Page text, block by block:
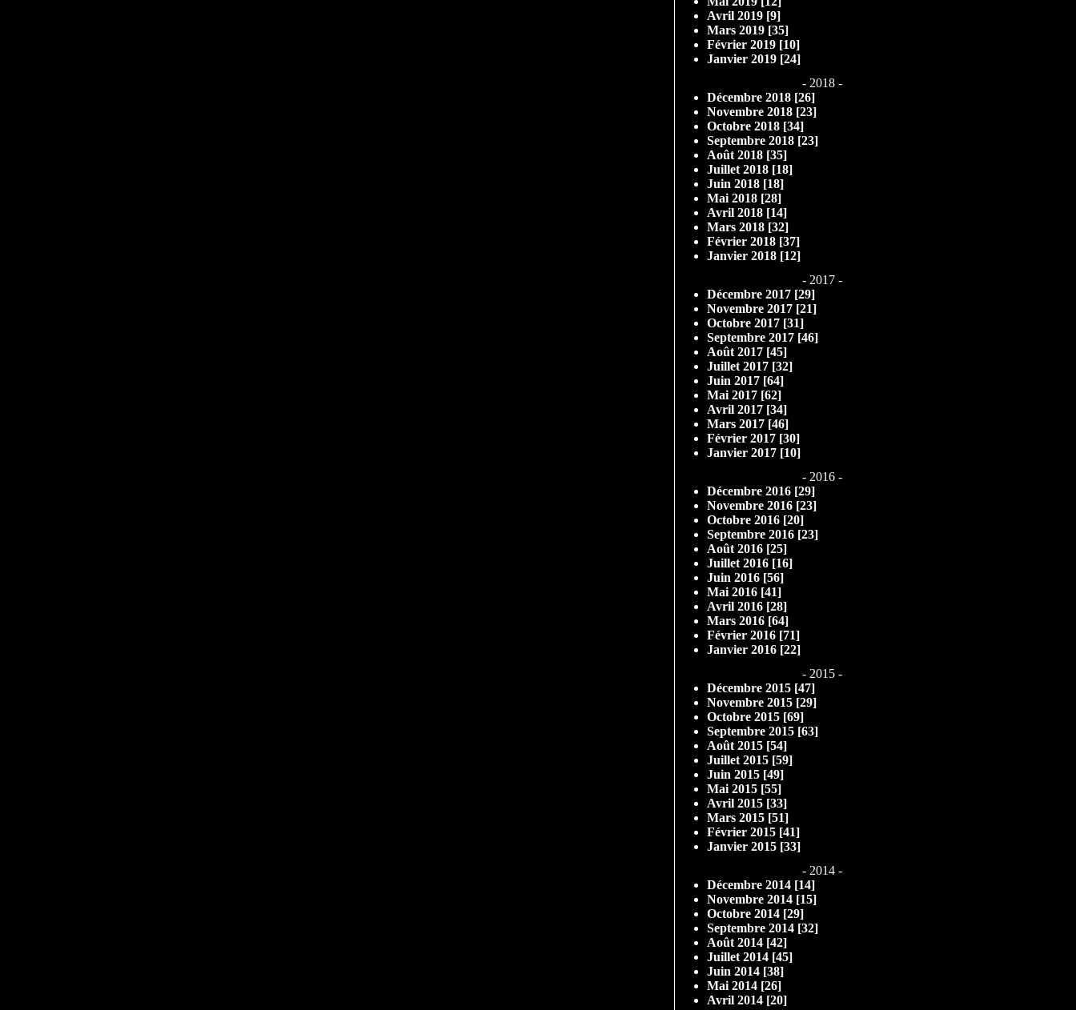
Avril 2019 [9]
Mars 2019 [35]
Février 2019 [10]
Janvier 2019 [24]
- 2018 -
Décembre 2018 [26]
Novembre 2018 [23]
Octobre 2018 [34]
Septembre 2018 [23]
Août 2018 [35]
Juillet 2018 [18]
Juin 2018 [18]
Mai 2018 [28]
Avril 2018 [14]
Mars 2018 [32]
Février 2018 [37]
Janvier 2018 [12]
- 2017 -
Décembre 2017 [29]
Novembre 2017 [21]
Octobre 2017 [31]
Septembre 2017 [46]
Août 2017 [45]
Juillet 2017 [32]
Juin 2017 [64]
Mai 2017 [62]
Avril 2017 [34]
Mars 2017 [46]
Février 2017 [30]
Janvier 2017 [10]
- 2016 -
Décembre 2016 [29]
Novembre 2016 [23]
Octobre 2016 [20]
Septembre 2016 [23]
Août 2016 [25]
Juillet 2016 [16]
Juin 2016 [56]
Mai 2016 [41]
Avril 2016 [28]
Mars 2016 [64]
Février 2016 [71]
Janvier 2016 [22]
- 2015 -
Décembre 2015 [47]
Novembre 2015 [29]
Octobre 2015 [69]
Septembre 2015 [63]
Août 2015 [54]
Juillet 2015 [59]
Juin 2015 [49]
Mai 2015 [55]
Avril 2015 [33]
Mars 2015 [51]
Février 2015 [41]
Janvier 2015 [33]
- 2014 -
Décembre 2014 [14]
Novembre 2014 [15]
Octobre 2014 [29]
Septembre 2014 [32]
Août 2014 [42]
Juillet 2014 [45]
Juin 2014 [38]
Mai 2014 [26]
Avril 2014 [20]